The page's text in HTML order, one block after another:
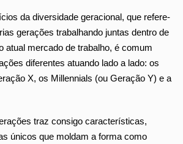
da diversidade geracional, que refere-
gerações trabalhando juntas dentro de
atual mercado de trabalho, é comum
diferentes atuando lado a lado: os
X, os Millennials (ou Geração Y) e a
traz consigo características,
únicos que moldam a forma como